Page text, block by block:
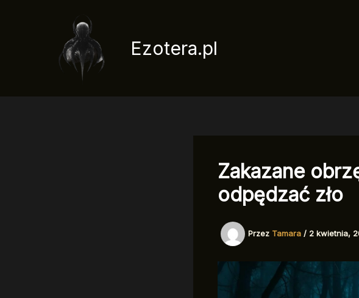
Ezotera.pl
Zakazane
odpędzać zło
Przez Tamara / 2 kwietnia,